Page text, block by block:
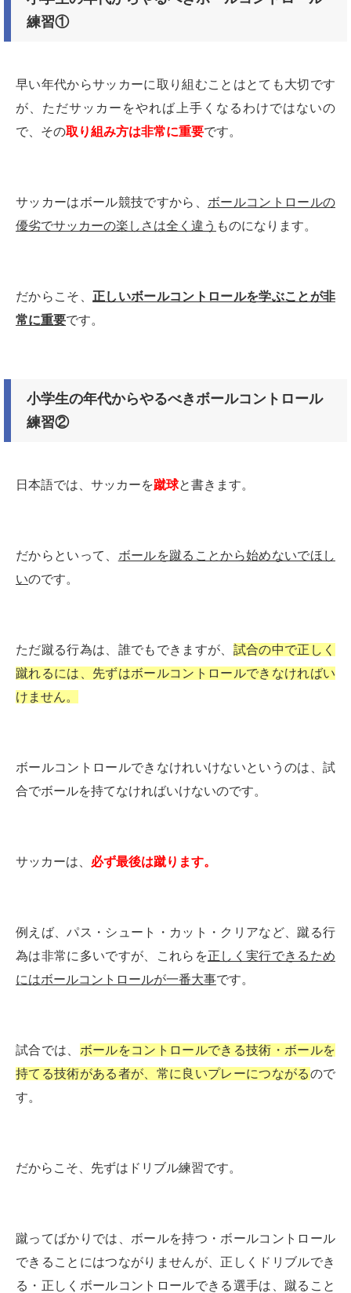
練習①
早い年代からサッカーに取り組むことはとても大切です
が、ただサッカーをやれば上手くなるわけではないの
で、その取り組み方は非常に重要です。
サッカーはボール競技ですから、 ボールコントロールの
優劣でサッカーの楽しさは全く違う ものになります。
だからこそ、 正しいボールコントロールを学ぶことが非
常に重要です。
小学生の年代からやるべきボールコントロール
練習②
日本語では、サッカーを蹴球と書きます。
だからといって、 ボールを蹴ることから始めないでほし
いのです。
ただ蹴る行為は、誰でもできますが、 試合の中で正しく
蹴れるには、先ずはボールコントロールできなければい
けません。
ボールコントロールできなけれいけないというのは、試
合でボールを持てなければいけないのです。
サッカーは、 必ず最後は蹴ります。
例えば、パス・シュート・カット・クリアなど、蹴る行
為は非常に多いですが、これらを正しく実行できるため
にはボールコントロールが一番大事です。
試合では、 ボールをコントロールできる技術・ボールを
持てる技術がある者が、常に良いプレーにつながるので
す。
だからこそ、先ずはドリブル練習です。
蹴ってばかりでは、ボールを持つ・ボールコントロール
できることにはつながりませんが、正しくドリブルでき
る・正しくボールコントロールできる選手は、蹴ること